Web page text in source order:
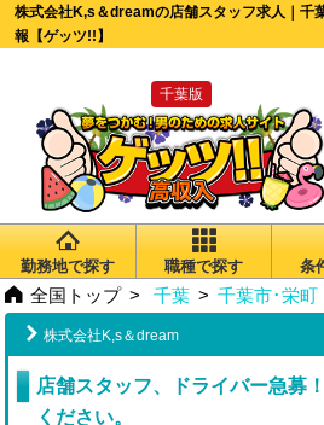
株式会社K,s＆dreamの店舗スタッフ求人｜千
報【ゲッツ!!】
千葉版
勤務地で探す 職種で探す 条
全国トップ
千葉 千葉市･栄町
株式会社K,s＆dream
店舗スタッフ、ドライバー急募
ください。